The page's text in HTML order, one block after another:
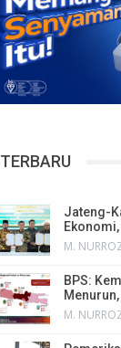
TERBARU
Jateng-
M.
BPS:
M.